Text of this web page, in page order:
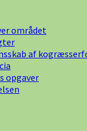
området
af
opgaver